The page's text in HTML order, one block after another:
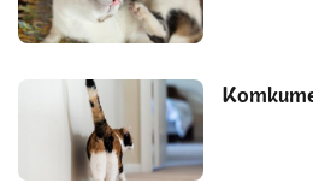
Котките